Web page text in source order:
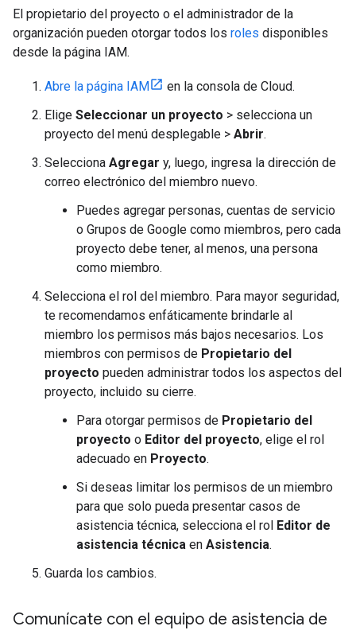
El propietario del proyecto o el administrador de la
organización pueden otorgar todos los roles disponibles
desde la página IAM.
Abre la página IAM
en la consola de Cloud.
Elige Seleccionar un proyecto > selecciona un
proyecto del menú desplegable > Abrir.
Selecciona Agregar y, luego, ingresa la dirección de
correo electrónico del miembro nuevo.
Puedes agregar personas, cuentas de servicio
o Grupos de Google como miembros, pero cada
proyecto debe tener, al menos, una persona
como miembro.
Selecciona el rol del miembro. Para mayor seguridad,
te recomendamos enfáticamente brindarle al
miembro los permisos más bajos necesarios. Los
miembros con permisos de Propietario del
proyecto pueden administrar todos los aspectos del
proyecto, incluido su cierre.
Para otorgar permisos de Propietario del
proyecto o Editor del proyecto, elige el rol
adecuado en Proyecto.
Si deseas limitar los permisos de un miembro
para que solo pueda presentar casos de
asistencia técnica, selecciona el rol Editor de
asistencia técnica en Asistencia.
Guarda los cambios.
Comunícate con el equipo de asistencia de